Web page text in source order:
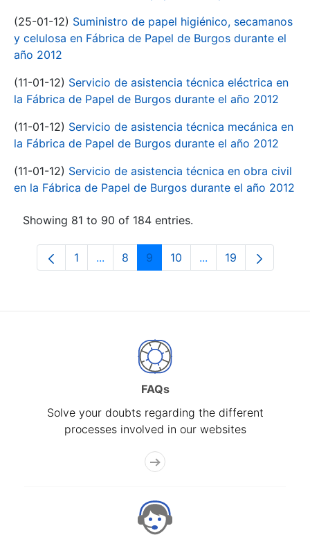
(25-01-12) Suministro de papel higiénico, secamanos
y celulosa en Fábrica de Papel de Burgos durante el
año 2012
(11-01-12) Servicio de asistencia técnica eléctrica en
la Fábrica de Papel de Burgos durante el año 2012
(11-01-12) Servicio de asistencia técnica mecánica en
la Fábrica de Papel de Burgos durante el año 2012
(11-01-12) Servicio de asistencia técnica en obra civil
en la Fábrica de Papel de Burgos durante el año 2012
Showing 81 to 90 of 184 entries.
Page
1 ...Intermediate Pages Use TAB to
Page
8 Page
9 Page
10 ...Intermediate Pages
Page
19
FAQs
Solve your doubts regarding the different
processes involved in our websites